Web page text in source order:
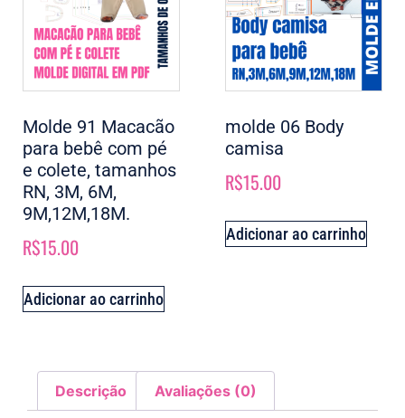
Molde 91 Macacão
para bebê com pé
e colete, tamanhos
RN, 3M, 6M,
9M,12M,18M.
R$15.00
Adicionar ao carrinho
molde 06 Body
camisa
R$15.00
Adicionar ao carrinho
Descrição Avaliações (0)